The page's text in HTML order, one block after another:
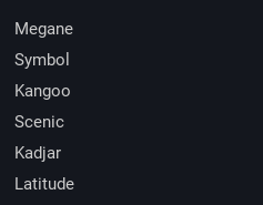
Megane
Symbol
Kangoo
Scenic
Kadjar
Latitude